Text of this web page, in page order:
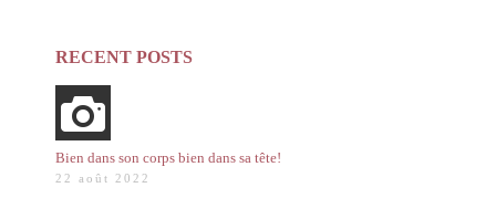
RECENT POSTS
Bien dans son corps bien dans sa tête!
22 août 2022